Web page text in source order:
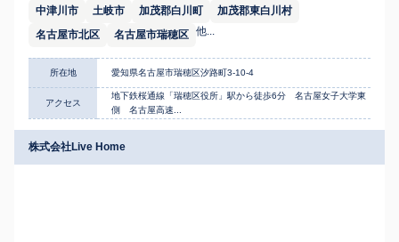
中津川市 土岐市 加茂郡白川町
加茂郡東白川村
名古屋市北区
名古屋市瑞穂区 他...
所在地 愛知県名古屋市瑞穂区汐路町3-10-4
アクセス
地下鉄桜通線「瑞穂区役所」駅から徒歩6分 名古屋女子大学東
側 名古屋高速...
株式会社Live Home